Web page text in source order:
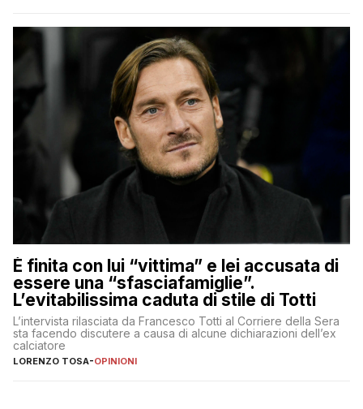
È finita con lui “vittima” e lei accusata di
essere una “sfasciafamiglie”.
L’evitabilissima caduta di stile di Totti
L’intervista rilasciata da Francesco Totti al Corriere della Sera
sta facendo discutere a causa di alcune dichiarazioni dell’ex
calciatore
LORENZO TOSA-OPINIONI